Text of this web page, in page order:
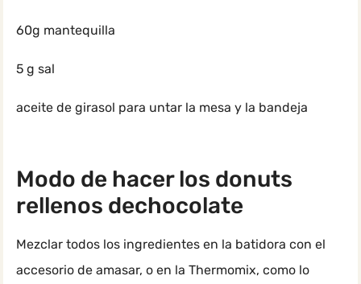
60g mantequilla
5 g sal
aceite de girasol para untar la mesa y la bandeja
Modo de hacer los donuts
rellenos dechocolate
Mezclar todos los ingredientes en la batidora con el
accesorio de amasar, o en la Thermomix, como lo